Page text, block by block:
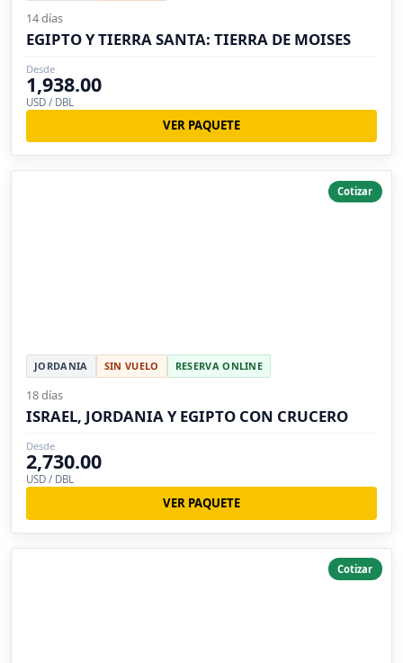
14 días
EGIPTO Y TIERRA SANTA: TIERRA DE MOISES
Desde
1,938.00
USD / DBL
VER PAQUETE
Cotizar
JORDANIA SIN VUELO RESERVA ONLINE
18 días
ISRAEL, JORDANIA Y EGIPTO CON CRUCERO
Desde
2,730.00
USD / DBL
VER PAQUETE
Cotizar